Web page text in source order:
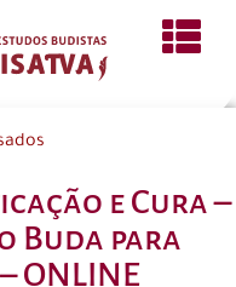
e Cura –
Buda para
ONLINE